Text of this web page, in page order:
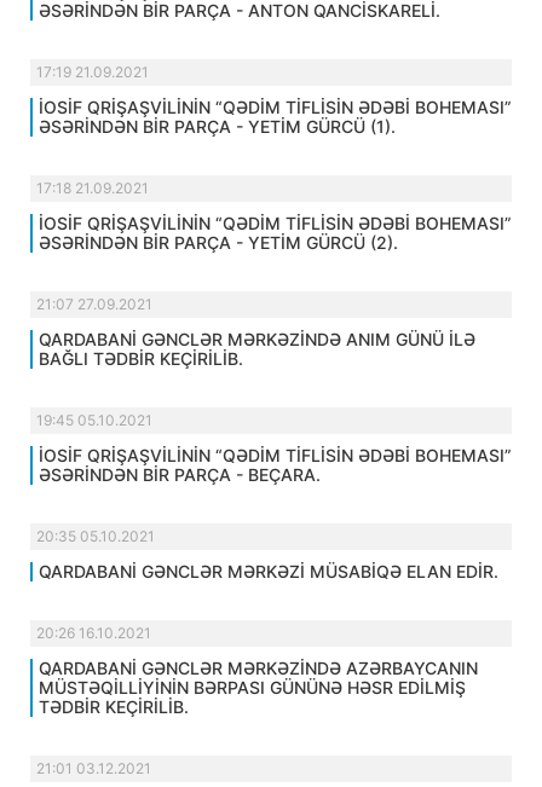
ƏSƏRİNDƏN BİR PARÇA - ANTON QANCİSKARELİ.
17:19 21.09.2021
İOSİF QRİŞAŞVİLİNİN “QƏDİM TİFLİSİN ƏDƏBİ BOHEMASI”
ƏSƏRİNDƏN BİR PARÇA - YETİM GÜRCÜ (1).
17:18 21.09.2021
İOSİF QRİŞAŞVİLİNİN “QƏDİM TİFLİSİN ƏDƏBİ BOHEMASI”
ƏSƏRİNDƏN BİR PARÇA - YETİM GÜRCÜ (2).
21:07 27.09.2021
QARDABANİ GƏNCLƏR MƏRKƏZİNDƏ ANIM GÜNÜ İLƏ
BAĞLI TƏDBİR KEÇİRİLİB.
19:45 05.10.2021
İOSİF QRİŞAŞVİLİNİN “QƏDİM TİFLİSİN ƏDƏBİ BOHEMASI”
ƏSƏRİNDƏN BİR PARÇA - BEÇARA.
20:35 05.10.2021
QARDABANİ GƏNCLƏR MƏRKƏZİ MÜSABİQƏ ELAN EDİR.
20:26 16.10.2021
QARDABANİ GƏNCLƏR MƏRKƏZİNDƏ AZƏRBAYCANIN
MÜSTƏQİLLİYİNİN BƏRPASI GÜNÜNƏ HƏSR EDİLMİŞ
TƏDBİR KEÇİRİLİB.
21:01 03.12.2021